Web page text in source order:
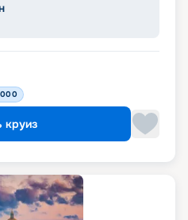
круиз